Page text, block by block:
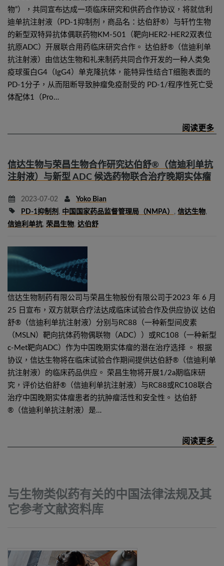
物”），共同宣布达成一项临床研究和供药合作协议，将就信利
迪单抗注射液（PD-1抑制剂，商品名：达伯舒®）与轩竹生物
的新型双特异抗体偶联药物KM-501（靶向HER2-HER2双表位
抗原ADC）开展联合用药临床研究合作。 达伯舒®（信迪利单
抗注射液）由信达生物和礼来制药共同合作开发的一种人类免
疫球蛋白G4（IgG4）单克隆抗体，能特异性结合T细胞表面的
PD-1分子，从而阻断导致肿瘤免疫耐受的 PD-1/程序性死亡受
体配体1（Pro…
信达生物与荣昌生物合作研究达伯舒®（信迪利单抗
注射液）与新型 ADC 候选药物联合治疗晚期实体瘤
2023-07-02
Yoko Bian
PD-1抑制剂 , 中国国家药品监督管理局（NMPA） , 信达生物,
信迪利单抗, 荣昌生物, 达伯舒
信达生物制药有限公司与荣昌生物股份有限公司于2023 年 6 月
25 日宣布，双方就联合疗法达成临床试验合作及供应协议 达伯
舒®（信迪利单抗注射液）分别与RC88（一种新型间皮素
（MSLN）靶向抗体药物偶联物（ADC））或RC108（一种新型
c-Met靶向ADC）作为中国晚期实体瘤的潜在治疗选择 。 根据
协议，信达生物将在临床试验合作期间提供达伯舒®（信迪利单
抗注射液）的临床药品供应。 荣昌生物将开展1/2a期临床研
究，评价达伯舒®（信迪利单抗注射液）与RC88或RC108联合
治疗中国晚期实体瘤患者的抗肿瘤活性和安全性。 达伯舒
®（信迪利单抗注射液）是…
与生物类似药有关的中国法律法规及其
它参考文献资料库